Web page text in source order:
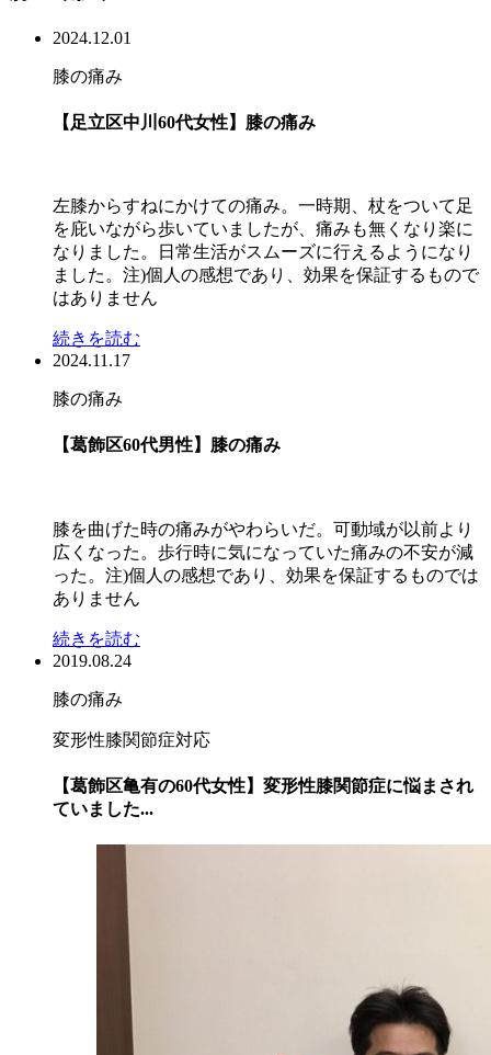
2024.12.01
膝の痛み
【足立区中川60代女性】膝の痛み
左膝からすねにかけての痛み。一時期、杖をついて足
を庇いながら歩いていましたが、痛みも無くなり楽に
なりました。日常生活がスムーズに行えるようになり
ました。注)個人の感想であり、効果を保証するもので
はありません
続きを読む
2024.11.17
膝の痛み
【葛飾区60代男性】膝の痛み
膝を曲げた時の痛みがやわらいだ。可動域が以前より
広くなった。歩行時に気になっていた痛みの不安が減
った。注)個人の感想であり、効果を保証するものでは
ありません
続きを読む
2019.08.24
膝の痛み
変形性膝関節症対応
【葛飾区亀有の60代女性】変形性膝関節症に悩まされ
ていました...